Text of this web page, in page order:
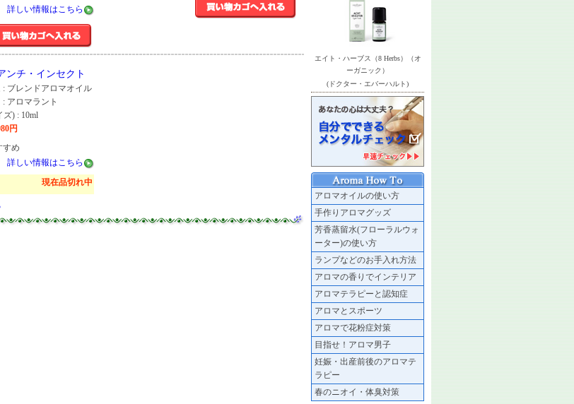
詳しい情報はこちら
ンチ・インセクト
: ブレンドアロマオイル
: アロマラント
ズ) : 10ml
円
すめ
詳しい情報はこちら
現在品切れ中
エイト・ハーブス（8 Herbs）（オ
ーガニック）
(ドクター・エバーハルト)
アロマオイルの使い方
手作りアロマグッズ
芳香蒸留水(フローラルウォ
ーター)の使い方
ランプなどのお手入れ方法
アロマの香りでインテリア
アロマテラピーと認知症
アロマとスポーツ
アロマで花粉症対策
目指せ！アロマ男子
妊娠・出産前後のアロマテ
ラピー
春のニオイ・体臭対策